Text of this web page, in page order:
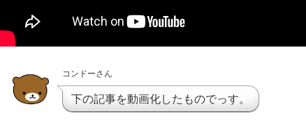
コンドーさん
下の記事を動画化したものでっす。